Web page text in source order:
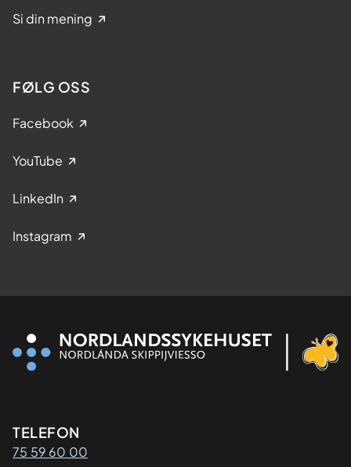
Si din mening
FØLG OSS
Facebook
YouTube
LinkedIn
Instagram
Kontaktinformasjon
TELEFON
75 59 60 00